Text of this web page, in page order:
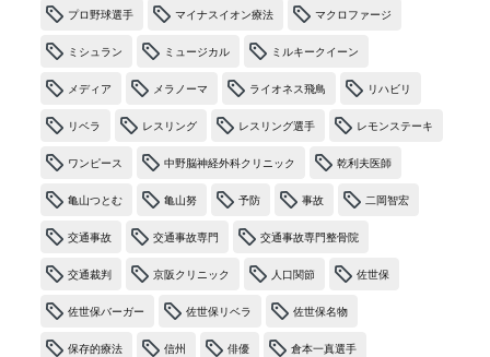
プロ野球選手 マイナスイオン療法 マクロファージ
ミシュラン ミュージカル ミルキークイーン
メディア メラノーマ ライオネス飛鳥 リハビリ
リベラ レスリング レスリング選手 レモンステーキ
ワンピース 中野脳神経外科クリニック 乾利夫医師
亀山つとむ 亀山努 予防 事故 二岡智宏
交通事故 交通事故専門 交通事故専門整骨院
交通裁判 京阪クリニック 人口関節 佐世保
佐世保バーガー 佐世保リベラ 佐世保名物
保存的療法 信州 俳優 倉本一真選手